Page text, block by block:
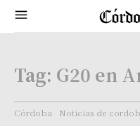
Tag: G20 en
Córdoba Noticias de